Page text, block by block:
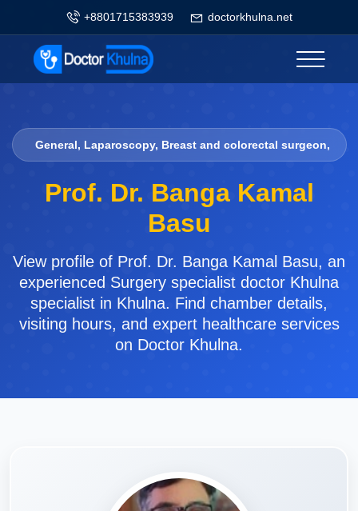
+8801715383939 doctorkhulna.net
General, Laparoscopy, Breast and colorectal surgeon,
Prof. Dr. Banga Kamal
Basu
View profile of Prof. Dr. Banga Kamal Basu, an
experienced Surgery specialist doctor Khulna
specialist in Khulna. Find chamber details,
visiting hours, and expert healthcare services
on Doctor Khulna.